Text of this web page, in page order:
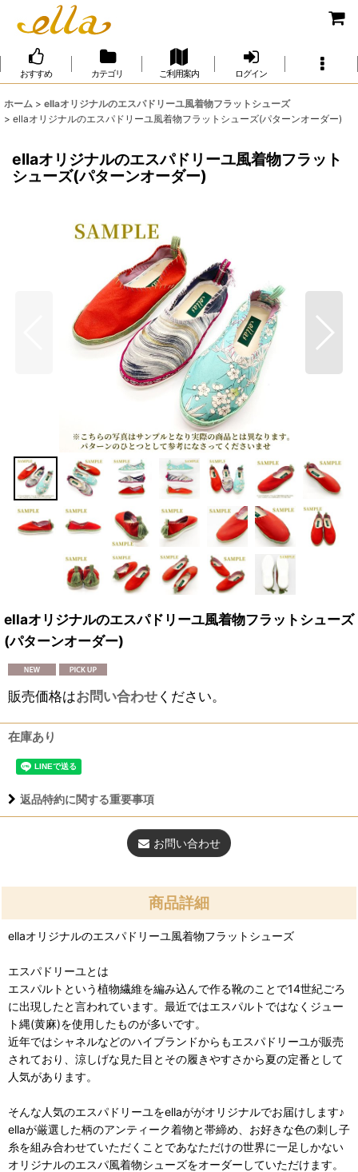
おすすめ カテゴリ ご利用案内 ログイン
ホーム > ellaオリジナルのエスパドリーユ風着物フラットシューズ
> ellaオリジナルのエスパドリーユ風着物フラットシューズ(パターンオーダー)
ellaオリジナルのエスパドリーユ風着物フラット
シューズ(パターンオーダー)
ellaオリジナルのエスパドリーユ風着物フラットシューズ
(パターンオーダー)
販売価格はお問い合わせください。
在庫あり
返品特約に関する重要事項
お問い合わせ
商品詳細
ellaオリジナルのエスパドリーユ風着物フラットシューズ
エスパドリーユとは
エスパルトという植物繊維を編み込んで作る靴のことで14世紀ごろ
に出現したと言われています。最近ではエスパルトではなくジュー
ト縄(黄麻)を使用したものが多いです。
近年ではシャネルなどのハイブランドからもエスパドリーユが販売
されており、涼しげな見た目とその履きやすさから夏の定番として
人気があります。
そんな人気のエスパドリーユをellaががオリジナルでお届けします♪
ellaが厳選した柄のアンティーク着物と帯締め、お好きな色の刺し子
糸を組み合わせていただくことであなただけの世界に一足しかない
オリジナルのエスパ風着物シューズをオーダーしていただけます。